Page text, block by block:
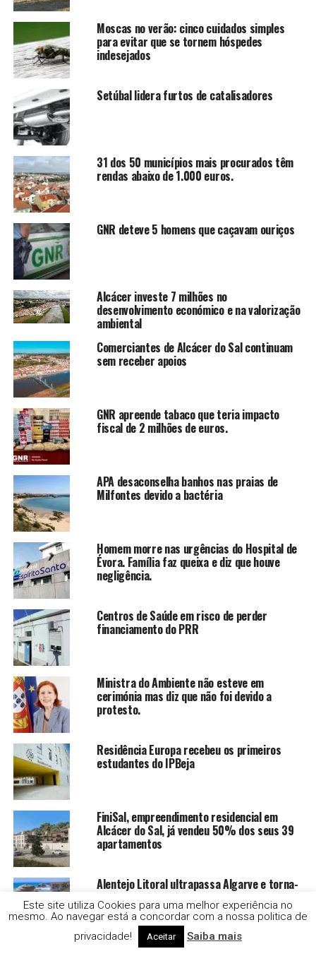
Moscas no verão: cinco cuidados simples
para evitar que se tornem hóspedes
indesejados
Setúbal lidera furtos de catalisadores
31 dos 50 municípios mais procurados têm
rendas abaixo de 1.000 euros.
GNR deteve 5 homens que caçavam ouriços
Alcácer investe 7 milhões no
desenvolvimento económico e na valorização
ambiental
Comerciantes de Alcácer do Sal continuam
sem receber apoios
GNR apreende tabaco que teria impacto
fiscal de 2 milhões de euros.
APA desaconselha banhos nas praias de
Milfontes devido a bactéria
Homem morre nas urgências do Hospital de
Évora. Família faz queixa e diz que houve
negligência.
Centros de Saúde em risco de perder
financiamento do PRR
Ministra do Ambiente não esteve em
cerimónia mas diz que não foi devido a
protesto.
Residência Europa recebeu os primeiros
estudantes do IPBeja
FiniSal, empreendimento residencial em
Alcácer do Sal, já vendeu 50% dos seus 39
apartamentos
Alentejo Litoral ultrapassa Algarve e torna-
se o destino preferido dos portugueses nas
férias de verão
Ponte de Sor assina protocolo com
Este site utiliza Cookies para uma melhor experiência no
mesmo. Ao navegar está a concordar com a nossa politica de
privacidade!
Aceitar Saiba mais